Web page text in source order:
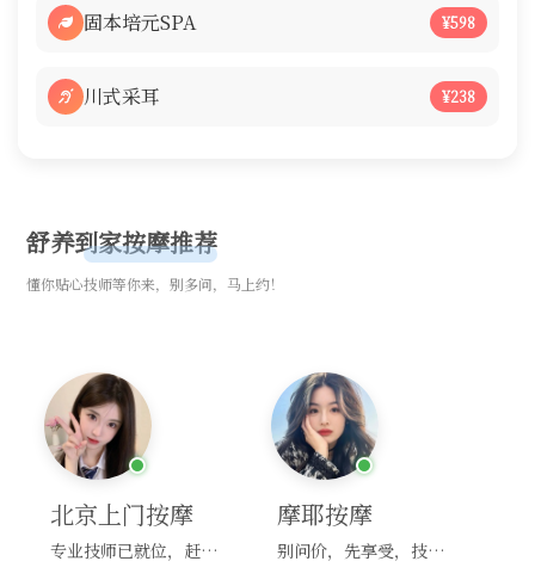
固本培元SPA ¥598
川式采耳 ¥238
舒养到家按摩推荐
懂你贴心技师等你来，别多问，马上约！
北京上门按摩
专业技师已就位，赶紧下单！
摩耶按摩
别问价，先享受，技师马上到！